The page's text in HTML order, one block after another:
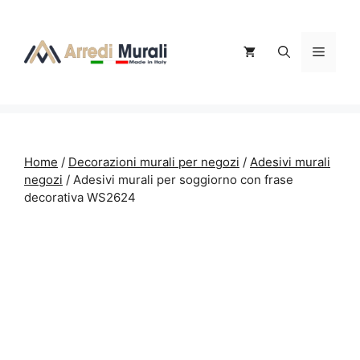
contenuto
Menu
Home / Decorazioni murali per negozi / Adesivi murali
negozi / Adesivi murali per soggiorno con frase
decorativa WS2624